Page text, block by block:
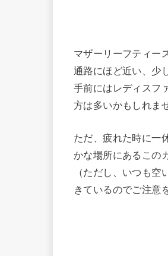
マザーリーフティー
通路にほど近い、少
手前にはレディスフ
方は多いかもしれま
ただ、疲れた時に一
かな場所にあるこの
（ただし、いつも
きているのでご注意